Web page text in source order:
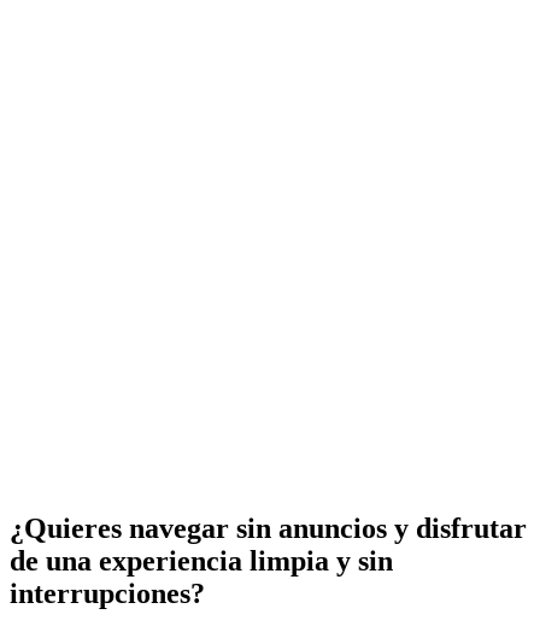
¿Quieres navegar sin anuncios y disfrutar
de una experiencia limpia y sin
interrupciones?